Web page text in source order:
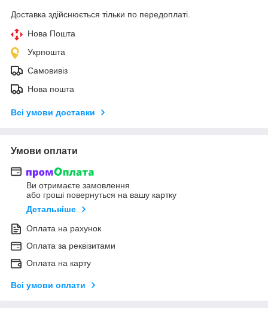
Доставка здійснюється тільки по передоплаті.
Нова Пошта
Укрпошта
Самовивіз
Нова пошта
Всі умови доставки
Умови оплати
Ви отримаєте замовлення
або гроші повернуться на вашу картку
Детальніше
Оплата на рахунок
Оплата за реквізитами
Оплата на карту
Всі умови оплати